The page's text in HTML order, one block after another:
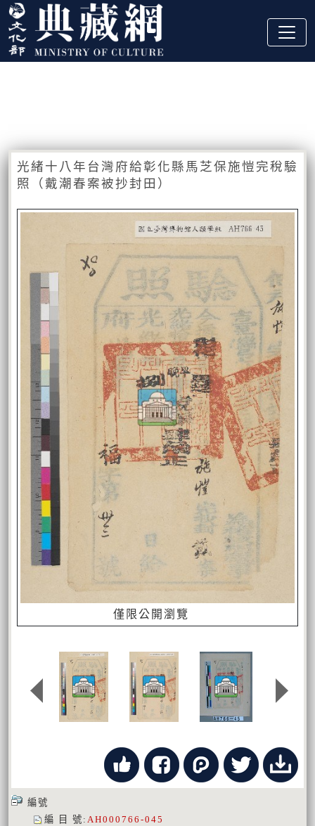
跳到主要內容
:::
光緒十八年台灣府給彰化縣馬芝保施愷完稅驗
照（戴潮春案被抄封田）
僅限公開瀏覽
編號
編 目 號 : AH000766-045